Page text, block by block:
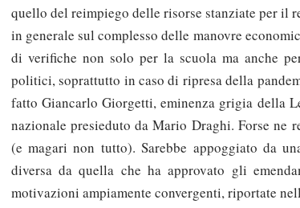
quello del reimpiego delle risorse stanziate per il
in generale sul complesso delle manovre
di verifiche non solo per la scuola ma anche
politici, soprattutto in caso di ripresa della
fatto Giancarlo Giorgetti, eminenza grigia della
nazionale presieduto da Mario Draghi. Forse ne
(e magari non tutto). Sarebbe appoggiato da
diversa da quella che ha approvato gli
motivazioni ampiamente convergenti, riportate
Solo gli utenti registrati possono